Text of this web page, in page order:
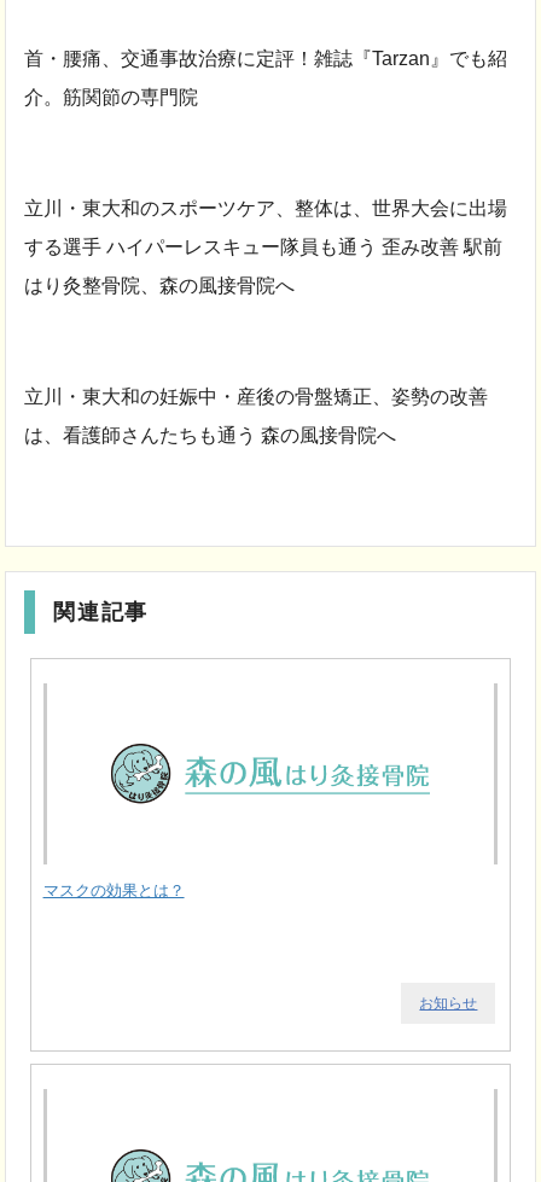
首・腰痛、交通事故治療に定評！雑誌『Tarzan』でも紹
介。筋関節の専門院
立川・東大和のスポーツケア、整体は、世界大会に出場
する選手 ハイパーレスキュー隊員も通う 歪み改善 駅前
はり灸整骨院、森の風接骨院へ
立川・東大和の妊娠中・産後の骨盤矯正、姿勢の改善
は、看護師さんたちも通う 森の風接骨院へ
関連記事
マスクの効果とは？
お知らせ